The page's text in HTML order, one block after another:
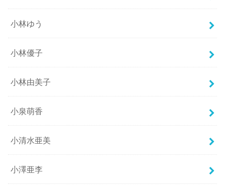
小林ゆう
小林優子
小林由美子
小泉萌香
小清水亜美
小澤亜李